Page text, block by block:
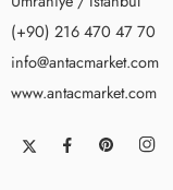
(+90) 216 470 47 70
info@antacmarket.com
www.antacmarket.com